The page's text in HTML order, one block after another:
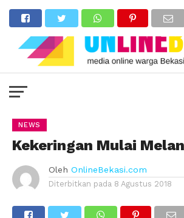
NEWS
Kekeringan Mulai
Oleh OnlineBekasi.com
Diterbitkan pada 8 Agustus 2018